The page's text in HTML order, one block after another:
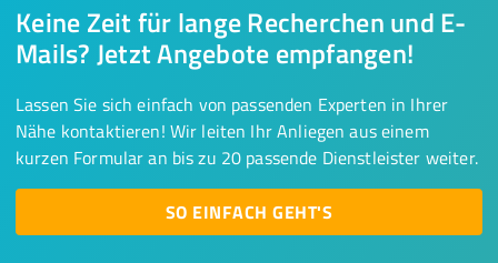
Keine Zeit für lange Recherchen und E-
Mails? Jetzt Angebote empfangen!
Lassen Sie sich einfach von passenden Experten in Ihrer
Nähe kontaktieren! Wir leiten Ihr Anliegen aus einem
kurzen Formular an bis zu 20 passende Dienstleister weiter.
SO EINFACH GEHT'S